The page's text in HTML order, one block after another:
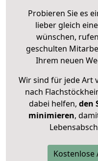
Probieren Sie es
lieber gleich eine
wünschen,
geschulten
Ihrem neuen
Wir sind für jede Art
nach
dabei helfen, den
minimieren,
Kostenlose